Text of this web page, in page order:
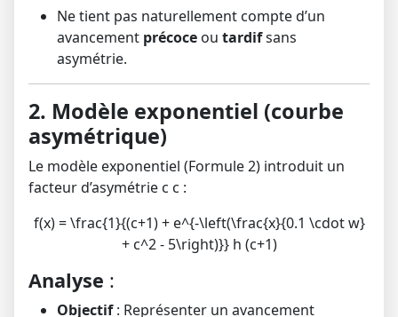
Ne tient pas naturellement compte d’un
avancement précoce ou tardifsans
asymétrie.
2. Modèle exponentiel (courbe
asymétrique)
Le modèle exponentiel (Formule 2) introduit un
facteur d’asymétrie c c :
f(x) = \frac{1}{(c+1) + e^{-\left(\frac{x}{0.1 \cdot w}
+ c^2 - 5\right)}} h (c+1)
Analyse :
Objectif: Représenter un avancement